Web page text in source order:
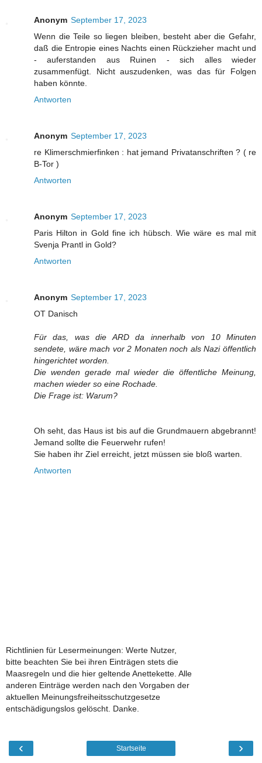
Anonym September 17, 2023
Wenn die Teile so liegen bleiben, besteht aber die Gefahr,
daß die Entropie eines Nachts einen Rückzieher macht und
- auferstanden aus Ruinen - sich alles wieder
zusammenfügt. Nicht auszudenken, was das für Folgen
haben könnte.
Antworten
Anonym September 17, 2023
re Klimerschmierfinken : hat jemand Privatanschriften ? ( re
B-Tor )
Antworten
Anonym September 17, 2023
Paris Hilton in Gold fine ich hübsch. Wie wäre es mal mit
Svenja Prantl in Gold?
Antworten
Anonym September 17, 2023
OT Danisch
Für das, was die ARD da innerhalb von 10 Minuten
sendete, wäre mach vor 2 Monaten noch als Nazi öffentlich
hingerichtet worden.
Die wenden gerade mal wieder die öffentliche Meinung,
machen wieder so eine Rochade.
Die Frage ist: Warum?
Oh seht, das Haus ist bis auf die Grundmauern abgebrannt!
Jemand sollte die Feuerwehr rufen!
Sie haben ihr Ziel erreicht, jetzt müssen sie bloß warten.
Antworten
Richtlinien für Lesermeinungen: Werte Nutzer,
bitte beachten Sie bei ihren Einträgen stets die
Maasregeln und die hier geltende Anettekette. Alle
anderen Einträge werden nach den Vorgaben der
aktuellen Meinungsfreiheitsschutzgesetze
entschädigungslos gelöscht. Danke.
‹ ›
Startseite